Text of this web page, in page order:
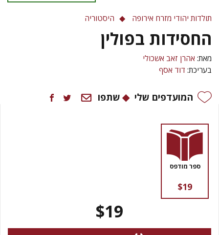
תולדות יהודי מזרח אירופה היסטוריה
החסידות בפולין
מאת: אהרן זאב אשכולי
בעריכת: דוד אסף
המועדפים שלי שתפו
ספר מודפס
$19
$19